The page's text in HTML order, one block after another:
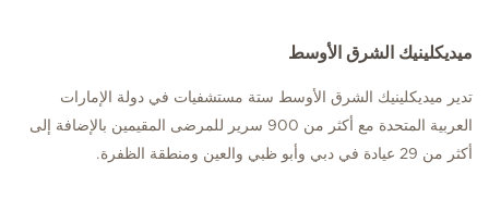
ميديكلينيك الشرق الأوسط
تدير ميديكلينيك الشرق الأوسط ستة مستشفيات في دولة الإمارات
العربية المتحدة مع أكثر من 900 سرير للمرضى المقيمين بالإضافة إلى
أكثر من 29 عيادة في دبي وأبو ظبي والعين ومنطقة الظفرة.